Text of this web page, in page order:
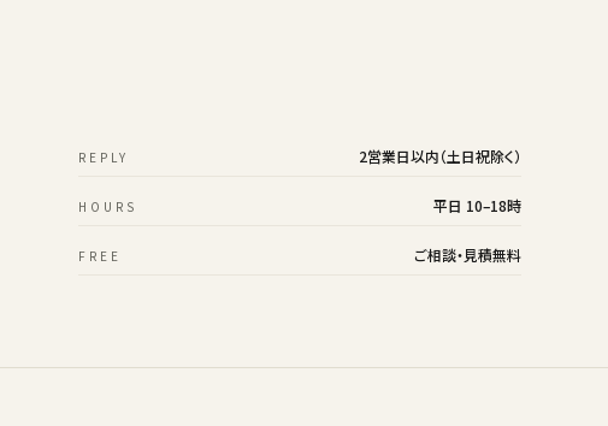
REPLY 2営業日以内（土日祝除く）
HOURS 平日 10–18時
FREE ご相談・見積無料